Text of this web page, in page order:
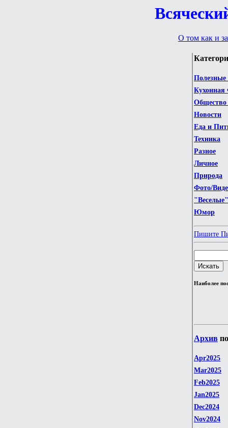
О том как и
Полезные
Общество
Новости
Еда и
Техника
Разное
Личное
Природа
Фото/
Юмор
Пишите
Наиболее
Архив
Apr2025
Mar2025
Feb2025
Jan2025
Dec2024
Nov2024